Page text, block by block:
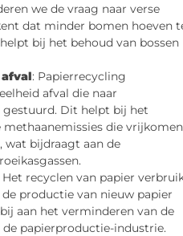
we de vraag naar verse
dat minder bomen hoeven
bij het behoud van bossen
: Papierrecycling
afval die naar
Dit helpt bij het
die vrijkomen
wat bijdraagt aan de
Het recyclen van papier
productie van nieuw papier
aan het verminderen van de
de papierproductie-industrie.